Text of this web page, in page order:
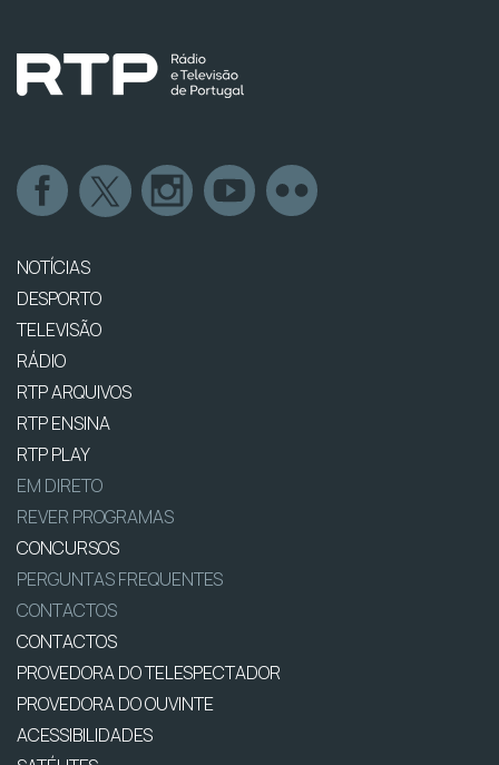
NOTÍCIAS
DESPORTO
TELEVISÃO
RÁDIO
RTP ARQUIVOS
RTP ENSINA
RTP PLAY
EM DIRETO
REVER PROGRAMAS
CONCURSOS
PERGUNTAS FREQUENTES
CONTACTOS
CONTACTOS
PROVEDORA DO TELESPECTADOR
PROVEDORA DO OUVINTE
ACESSIBILIDADES